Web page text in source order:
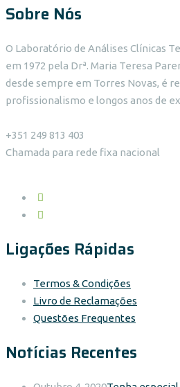
Sobre Nós
O Laboratório de Análises Clínicas
em 1972 pela Drª. Maria Teresa
desde sempre em Torres Novas, é
profissionalismo e longos anos de
+351 249 813 403
Chamada para rede fixa nacional
Ligações Rápidas
Termos & Condições
Livro de Reclamações
Questões Frequentes
Notícias Recentes